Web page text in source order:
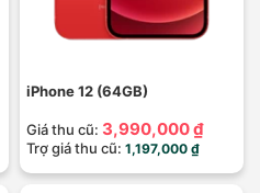
iPhone 12 (64GB)
Giá thu cũ: 3,990,000 ₫
Trợ giá thu cũ: 1,197,000 ₫